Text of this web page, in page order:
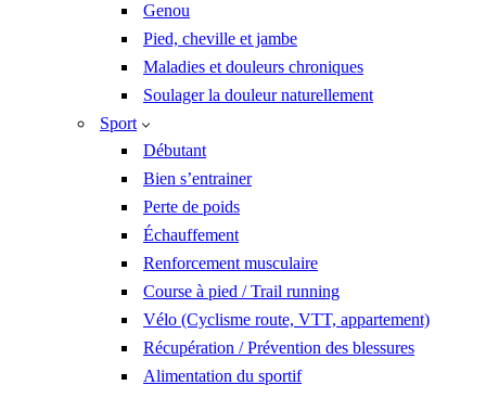
Genou
Pied, cheville et jambe
Maladies et douleurs chroniques
Soulager la douleur naturellement
Sport
Débutant
Bien s’entrainer
Perte de poids
Échauffement
Renforcement musculaire
Course à pied / Trail running
Vélo (Cyclisme route, VTT, appartement)
Récupération / Prévention des blessures
Alimentation du sportif